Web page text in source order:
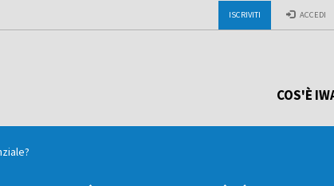
ISCRIVITI ACCEDI
COS'È